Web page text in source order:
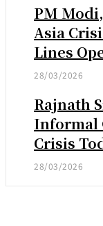
PM
Asia
Lines
28/03/2026
Rajnath
Informal
Crisis
28/03/2026